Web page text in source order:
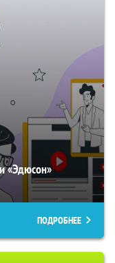
«Эдюсон»
ПОДРОБНЕЕ